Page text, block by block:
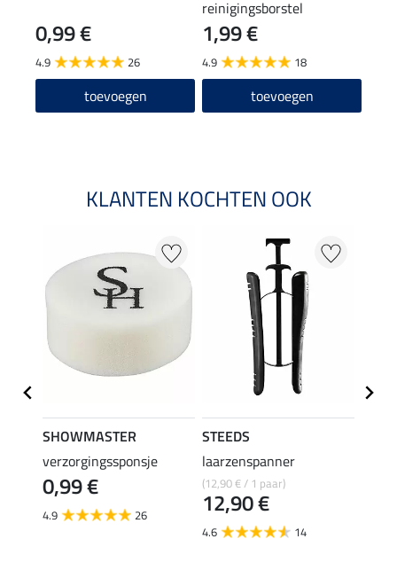
0,99 €
4.9 26
toevoegen
reinigingsborstel
1,99 €
4.9 18
toevoegen
KLANTEN KOCHTEN OOK
SHOWMASTER
verzorgingssponsje
0,99 €
4.9 26
STEEDS
laarzenspanner
(12,90 € / 1 paar)
12,90 €
4.6 14